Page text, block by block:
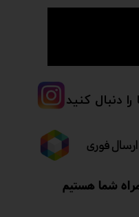
را دنبال کنید
ارسال فوری
شما هستیم